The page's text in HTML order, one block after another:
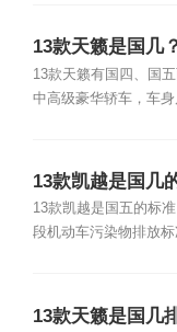
13款天籁是国几？
13款天籁有国四、国
中高级豪华轿车，车身
13款凯越是国几
13款凯越是国五的标
段机动车污染物排放
13款天籁是国几